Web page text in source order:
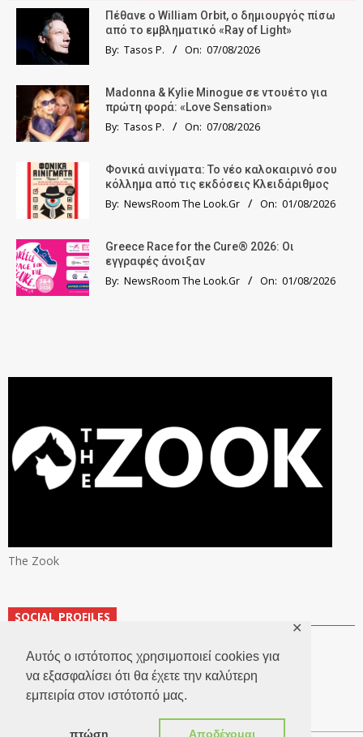
Αυτός ο ιστότοπος χρησιμοποιεί cookies για
να εξασφαλίσει ότι θα έχετε την καλύτερη
εμπειρία στον ιστότοπό μας.
πτώση Αποδέχομαι
✕
Πέθανε ο William Orbit, ο δημιουργός πίσω
από το εμβληματικό «Ray of Light»
By: Tasos P. On: 07/08/2026
Madonna & Kylie Minogue σε ντουέτο για
πρώτη φορά: «Love Sensation»
By: Tasos P. On: 07/08/2026
Φονικά αινίγματα: Το νέο καλοκαιρινό σου
κόλλημα από τις εκδόσεις Κλειδάριθμος
By: NewsRoom The Look.Gr On: 01/08/2026
Greece Race for the Cure® 2026: Οι
εγγραφές άνοιξαν
By: NewsRoom The Look.Gr On: 01/08/2026
The Zook
SOCIAL PROFILES